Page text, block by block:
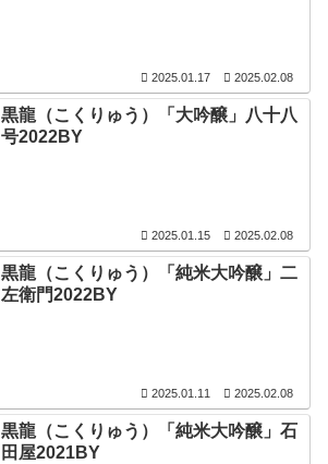
2025.01.17 2025.02.08
黒龍（こくりゅう）「大吟醸」八十八
号2022BY
2025.01.15 2025.02.08
黒龍（こくりゅう）「純米大吟醸」二
左衛門2022BY
2025.01.11 2025.02.08
黒龍（こくりゅう）「純米大吟醸」石
田屋2021BY